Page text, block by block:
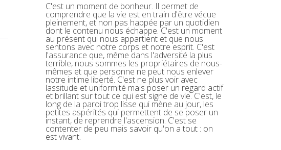
C'est un moment de bonheur. Il permet de
comprendre que la vie est en train d'être vécue
pleinement, et non pas happée par un quotidien
dont le contenu nous échappe. C'est un moment
au présent qui nous appartient et que nous
sentons avec notre corps et notre esprit. C'est
l'assurance que, même dans l'adversité la plus
terrible, nous sommes les propriétaires de nous-
mêmes et que personne ne peut nous enlever
notre intime liberté. C'est ne plus voir avec
lassitude et uniformité mais poser un regard actif
et brillant sur tout ce qui est signe de vie. C'est, le
long de la paroi trop lisse qui mène au jour, les
petites aspérités qui permettent de se poser un
instant, de reprendre l'ascension. C'est se
contenter de peu mais savoir qu'on a tout : on
est vivant.